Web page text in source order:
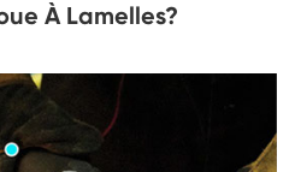
À Lamelles?